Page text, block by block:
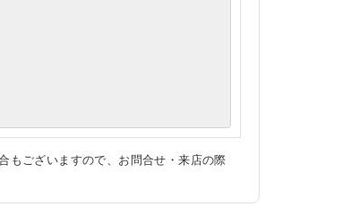
もございますので、お問合せ・来店の際